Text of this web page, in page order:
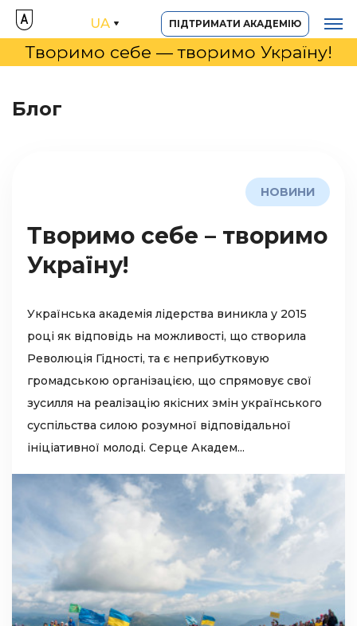
UA ПІДТРИМАТИ АКАДЕМІЮ
Творимо себе — творимо Україну!
Блог
НОВИНИ
Творимо себе – творимо
Україну!
Українська академія лідерства виникла у 2015
році як відповідь на можливості, що створила
Революція Гідності, та є неприбутковую
громадською організацією, що спрямовує свої
зусилля на реалізацію якісних змін українського
суспільства силою розумної відповідальної
ініціативної молоді. Серце Академ...